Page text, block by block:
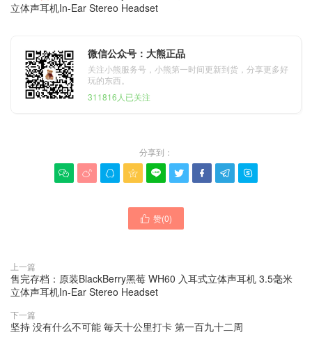
立体声耳机In-Ear Stereo Headset
微信公众号：大熊正品
关注小熊服务号，小熊第一时间更新到货，分享更多好
玩的东西。
311816人已关注
分享到：
        
 赞(0)
上一篇
售完存档：原装BlackBerry黑莓 WH60 入耳式立体声耳机 3.5毫米
立体声耳机In-Ear Stereo Headset
下一篇
坚持 没有什么不可能 毎天十公里打卡 第一百九十二周